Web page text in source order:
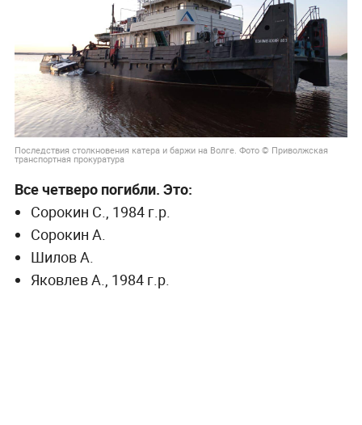
Последствия столкновения катера и баржи на Волге. Фото © Приволжская
транспортная прокуратура
Все четверо погибли. Это:
Сорокин С., 1984 г.р.
Сорокин А.
Шилов А.
Яковлев А., 1984 г.р.